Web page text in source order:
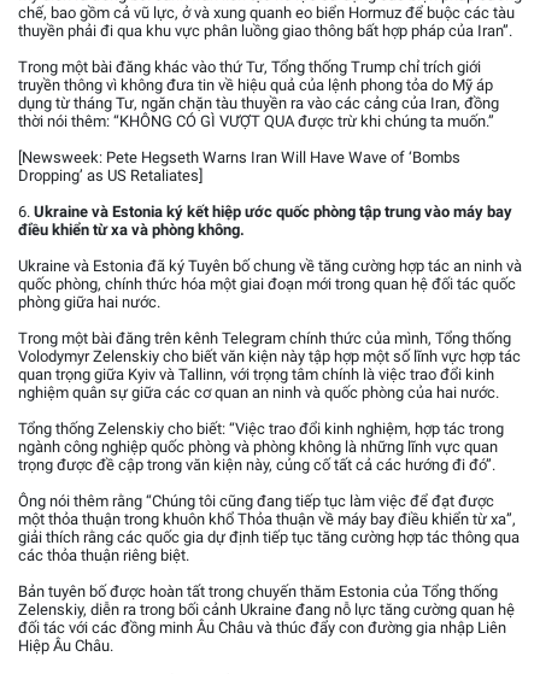
chế, bao gồm cả vũ lực, ở và xung quanh eo biển Hormuz để buộc các tàu
thuyền phải đi qua khu vực phân luồng giao thông bất hợp pháp của Iran”.
Trong một bài đăng khác vào thứ Tư, Tổng thống Trump chỉ trích giới
truyền thông vì không đưa tin về hiệu quả của lệnh phong tỏa do Mỹ áp
dụng từ tháng Tư, ngăn chặn tàu thuyền ra vào các cảng của Iran, đồng
thời nói thêm: “KHÔNG CÓ GÌ VƯỢT QUA được trừ khi chúng ta muốn.”
[Newsweek: Pete Hegseth Warns Iran Will Have Wave of ‘Bombs
Dropping’ as US Retaliates]
6. Ukraine và Estonia ký kết hiệp ước quốc phòng tập trung vào máy bay
điều khiển từ xa và phòng không.
Ukraine và Estonia đã ký Tuyên bố chung về tăng cường hợp tác an ninh và
quốc phòng, chính thức hóa một giai đoạn mới trong quan hệ đối tác quốc
phòng giữa hai nước.
Trong một bài đăng trên kênh Telegram chính thức của mình, Tổng thống
Volodymyr Zelenskiy cho biết văn kiện này tập hợp một số lĩnh vực hợp tác
quan trọng giữa Kyiv và Tallinn, với trọng tâm chính là việc trao đổi kinh
nghiệm quân sự giữa các cơ quan an ninh và quốc phòng của hai nước.
Tổng thống Zelenskiy cho biết: “Việc trao đổi kinh nghiệm, hợp tác trong
ngành công nghiệp quốc phòng và phòng không là những lĩnh vực quan
trọng được đề cập trong văn kiện này, củng cố tất cả các hướng đi đó”.
Ông nói thêm rằng “Chúng tôi cũng đang tiếp tục làm việc để đạt được
một thỏa thuận trong khuôn khổ Thỏa thuận về máy bay điều khiển từ xa”,
giải thích rằng các quốc gia dự định tiếp tục tăng cường hợp tác thông qua
các thỏa thuận riêng biệt.
Bản tuyên bố được hoàn tất trong chuyến thăm Estonia của Tổng thống
Zelenskiy, diễn ra trong bối cảnh Ukraine đang nỗ lực tăng cường quan hệ
đối tác với các đồng minh Âu Châu và thúc đẩy con đường gia nhập Liên
Hiệp Âu Châu.